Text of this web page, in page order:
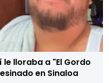
lloraba a "El Gordo
en Sinaloa